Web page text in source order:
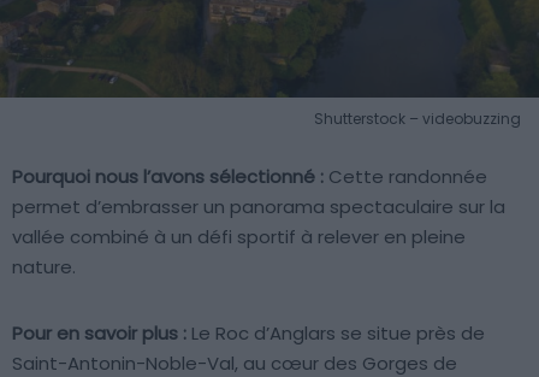
Shutterstock – videobuzzing
Pourquoi nous l’avons sélectionné : Cette randonnée
permet d’embrasser un panorama spectaculaire sur la
vallée combiné à un défi sportif à relever en pleine
nature.
Pour en savoir plus : Le Roc d’Anglars se situe près de
Saint-Antonin-Noble-Val, au cœur des Gorges de